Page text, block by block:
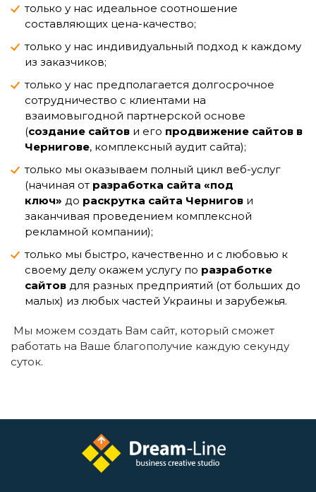
только у нас идеальное соотношение
составляющих цена-качество;
только у нас индивидуальный подход к каждому
из заказчиков;
только у нас предполагается долгосрочное
сотрудничество с клиентами на
взаимовыгодной партнерской основе
(создание сайтов и его продвижение сайтов в
Чернигове, комплексный аудит сайта);
только мы оказываем полный цикл веб-услуг
(начиная от разработка сайта «под
ключ» до раскрутка сайта Чернигов и
заканчивая проведением комплексной
рекламной компании);
только мы быстро, качественно и с любовью к
своему делу окажем услугу по разработке
сайтов для разных предприятий (от больших до
малых) из любых частей Украины и зарубежья.
Мы можем создать Вам сайт, который сможет
работать на Ваше благополучие каждую секунду
суток.